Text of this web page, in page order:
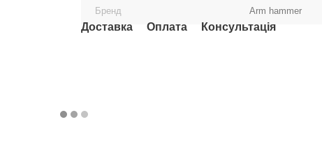
Бренд Arm hammer
Доставка Оплата Консультація